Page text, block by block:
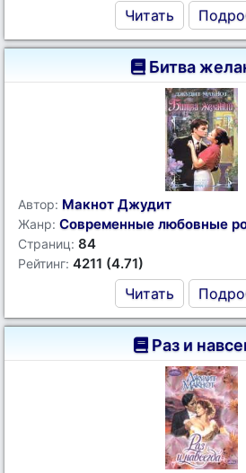
Читать
Битва
Автор: Макнот Джудит
Жанр: Современные любовные
Страниц: 84
Рейтинг: 4211 (4.71)
Читать
Раз и